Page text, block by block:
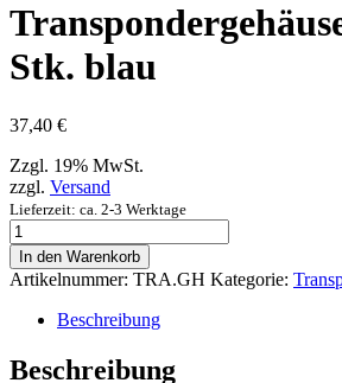
Stk. blau
37,40 €
Zzgl. 19% MwSt.
zzgl. Versand
Lieferzeit: ca. 2-3 Werktage
Transpondergehäuse
5
Stk.
blau
Menge
In den Warenkorb
Artikelnummer: TRA.GH Kategorie:
Beschreibung
Beschreibung